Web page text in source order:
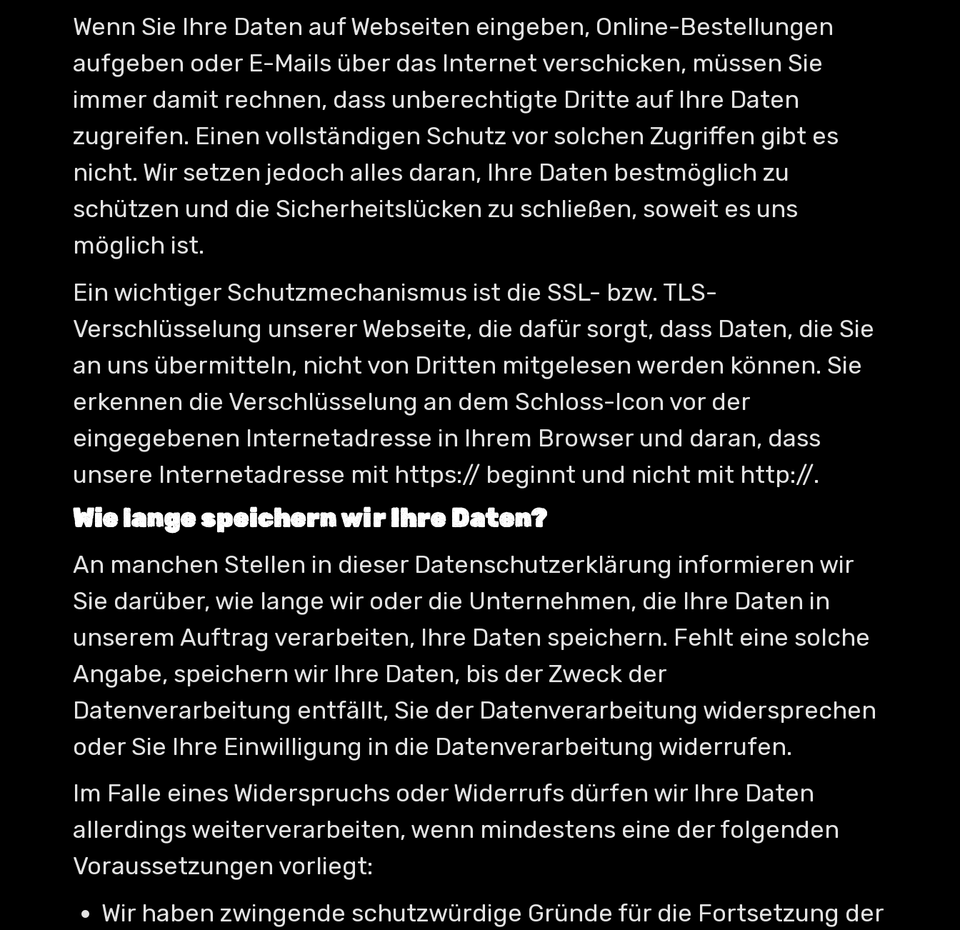
Wenn Sie Ihre Daten auf Webseiten eingeben, Online-Bestellungen
aufgeben oder E-Mails über das Internet verschicken, müssen Sie
immer damit rechnen, dass unberechtigte Dritte auf Ihre Daten
zugreifen. Einen vollständigen Schutz vor solchen Zugriffen gibt es
nicht. Wir setzen jedoch alles daran, Ihre Daten bestmöglich zu
schützen und die Sicherheitslücken zu schließen, soweit es uns
möglich ist.
Ein wichtiger Schutzmechanismus ist die SSL- bzw. TLS-
Verschlüsselung unserer Webseite, die dafür sorgt, dass Daten, die Sie
an uns übermitteln, nicht von Dritten mitgelesen werden können. Sie
erkennen die Verschlüsselung an dem Schloss-Icon vor der
eingegebenen Internetadresse in Ihrem Browser und daran, dass
unsere Internetadresse mit https:// beginnt und nicht mit http://.
Wie lange speichern wir Ihre Daten?
An manchen Stellen in dieser Datenschutzerklärung informieren wir
Sie darüber, wie lange wir oder die Unternehmen, die Ihre Daten in
unserem Auftrag verarbeiten, Ihre Daten speichern. Fehlt eine solche
Angabe, speichern wir Ihre Daten, bis der Zweck der
Datenverarbeitung entfällt, Sie der Datenverarbeitung widersprechen
oder Sie Ihre Einwilligung in die Datenverarbeitung widerrufen.
Im Falle eines Widerspruchs oder Widerrufs dürfen wir Ihre Daten
allerdings weiterverarbeiten, wenn mindestens eine der folgenden
Voraussetzungen vorliegt:
Wir haben zwingende schutzwürdige Gründe für die Fortsetzung der